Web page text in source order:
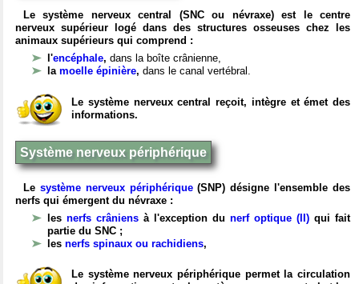
Le système nerveux central (SNC ou névraxe) est le centre
nerveux supérieur logé dans des structures osseuses chez les
animaux supérieurs qui comprend :
l'encéphale, dans la boîte crânienne,
la moelle épinière, dans le canal vertébral.
Le système nerveux central reçoit, intègre et émet des
informations.
Système nerveux périphérique
Le système nerveux périphérique(SNP) désigne l'ensemble des
nerfs qui émergent du névraxe :
les nerfs crâniens à l'exception du nerf optique (II) qui fait
partie du SNC ;
les nerfs spinaux ou rachidiens,
Le système nerveux périphérique permet la circulation